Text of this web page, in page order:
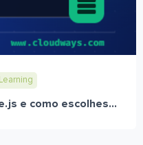
e como escolhes...